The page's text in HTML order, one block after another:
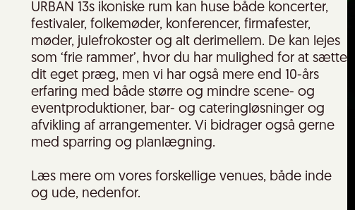
URBAN 13s ikoniske rum kan huse både koncerter,
festivaler, folkemøder, konferencer, firmafester,
møder, julefrokoster og alt derimellem. De kan lejes
som ‘frie rammer’, hvor du har mulighed for at sætte
dit eget præg, men vi har også mere end 10-års
erfaring med både større og mindre scene- og
eventproduktioner, bar- og cateringløsninger og
afvikling af arrangementer. Vi bidrager også gerne
med sparring og planlægning.
Læs mere om vores forskellige venues, både inde
og ude, nedenfor.